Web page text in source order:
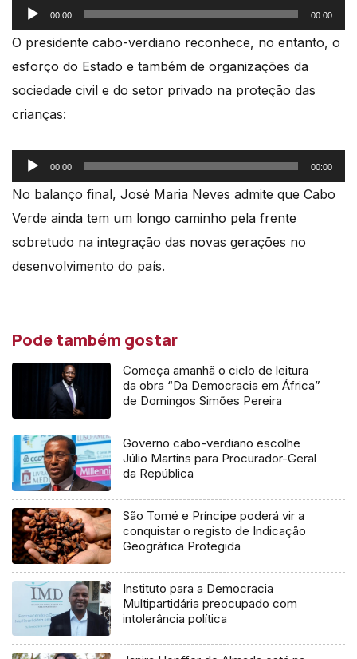
Reprodutor
de
00:00 00:00
O presidente cabo-verdiano reconhece, no entanto, o
esforço do Estado e também de organizações da
sociedade civil e do setor privado na proteção das
crianças:
Reprodutor
de
00:00 00:00
No balanço final, José Maria Neves admite que Cabo
Verde ainda tem um longo caminho pela frente
sobretudo na integração das novas gerações no
desenvolvimento do país.
Pode também gostar
Começa amanhã o ciclo de leitura
da obra “Da Democracia em África”
de Domingos Simões Pereira
Governo cabo-verdiano escolhe
Júlio Martins para Procurador-Geral
da República
São Tomé e Príncipe poderá vir a
conquistar o registo de Indicação
Geográfica Protegida
Instituto para a Democracia
Multipartidária preocupado com
intolerância política